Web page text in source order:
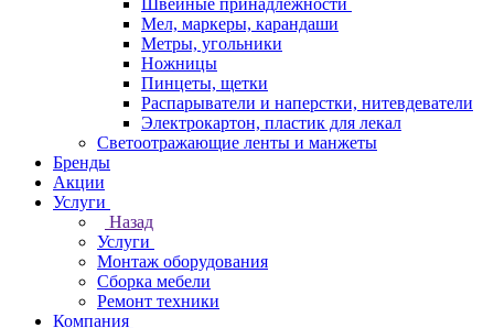
Швейные принадлежности
Мел, маркеры, карандаши
Метры, угольники
Ножницы
Пинцеты, щетки
Распарыватели и наперстки, нитевдеватели
Электрокартон, пластик для лекал
Светоотражающие ленты и манжеты
Бренды
Акции
Услуги
Назад
Услуги
Монтаж оборудования
Сборка мебели
Ремонт техники
Компания